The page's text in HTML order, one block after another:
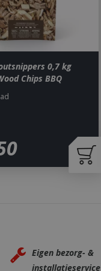
0,7 kg
Chips BBQ
Eigen bezorg- &
installatieservice
onderscheid te
Dit is gunstig
te
van hun
with Google
significant update
analytics
generated
set to expire
by
with Google
de